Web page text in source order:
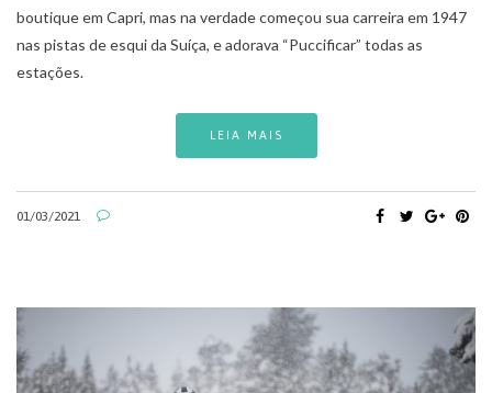
boutique em Capri, mas na verdade começou sua carreira em 1947
nas pistas de esqui da Suíça, e adorava “Puccificar” todas as
estações.
LEIA MAIS
01/03/2021